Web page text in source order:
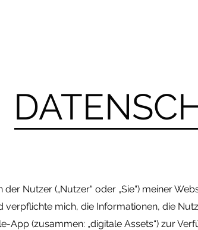
Nutzer („Nutzer“ oder „Sie“) meiner
verpflichte mich, die Informationen, die
(zusammen: „digitale Assets“) zur